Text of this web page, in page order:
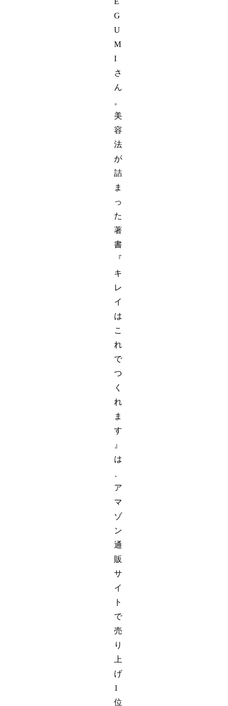
G
U
M
I
さ
ん
。
美
容
法
が
詰
ま
っ
た
著
書
『
キ
レ
イ
は
こ
れ
で
つ
く
れ
ま
す
』
は
ア
マ
ゾ
ン
通
販
サ
イ
ト
で
売
り
上
げ
1
位